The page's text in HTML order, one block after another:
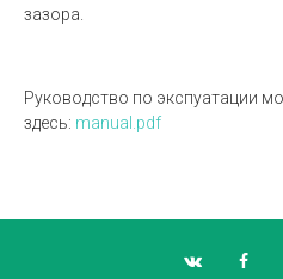
зазора.
Руководство по экспуатации
здесь: manual.pdf